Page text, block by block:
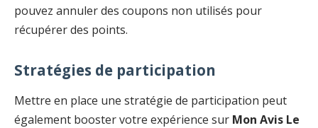
pouvez annuler des coupons non utilisés pour
récupérer des points.
Stratégies de participation
Mettre en place une stratégie de participation peut
également booster votre expérience sur Mon Avis Le